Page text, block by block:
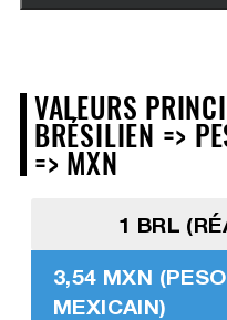
VALEURS
BRÉSILIEN =>
=> MXN
1 BRL
3,54 MXN (PESO
MEXICAIN)